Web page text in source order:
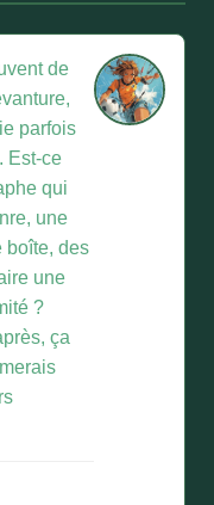
de
parfois
Est-ce
qui
une
boîte, des
une
?
ça